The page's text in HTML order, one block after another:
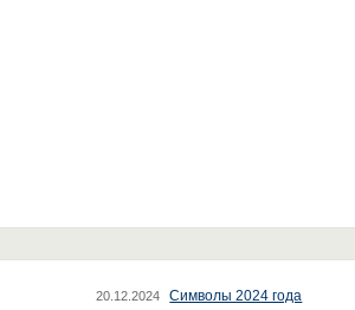
20.12.2024 Символы 2024 года